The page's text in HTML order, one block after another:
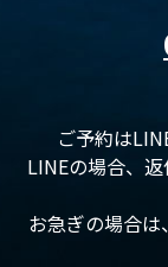
ご予約は
LINEの場合、
お急ぎの場合